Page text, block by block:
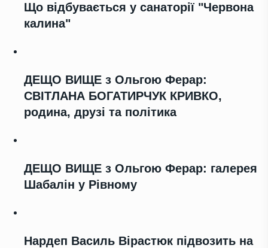
Що відбувається у санаторії "Червона
калина"
ДЕЩО ВИЩЕ з Ольгою Ферар:
СВІТЛАНА БОГАТИРЧУК КРИВКО,
родина, друзі та політика
ДЕЩО ВИЩЕ з Ольгою Ферар: галерея
Шабалін у Рівному
Нардеп Василь Вірастюк підвозить на